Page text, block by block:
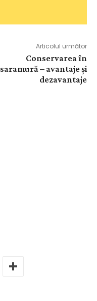
Articolul următor
Conservarea în
saramură – avantaje și
dezavantaje